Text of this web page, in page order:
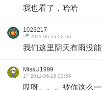
我也看了，哈哈
1023217
2# 2011-06-16 02:56
我们这里阴天有雨没能
MissU1999
1# 2011-06-16 02:56
哎呀。。。被你这么